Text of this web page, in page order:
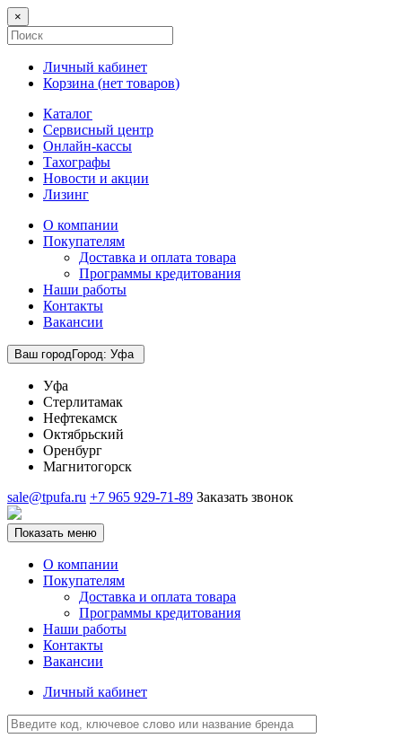
×
Личный кабинет
Корзина (нет товаров)
Каталог
Сервисный центр
Онлайн-кассы
Тахографы
Новости и акции
Лизинг
О компании
Покупателям
Доставка и оплата товара
Программы кредитования
Наши работы
Контакты
Вакансии
Ваш городГород: Уфа
Уфа
Стерлитамак
Нефтекамск
Октябрьский
Оренбург
Магнитогорск
sale@tpufa.ru +7 965 929-71-89 Заказать звонок
Показать меню
О компании
Покупателям
Доставка и оплата товара
Программы кредитования
Наши работы
Контакты
Вакансии
Личный кабинет